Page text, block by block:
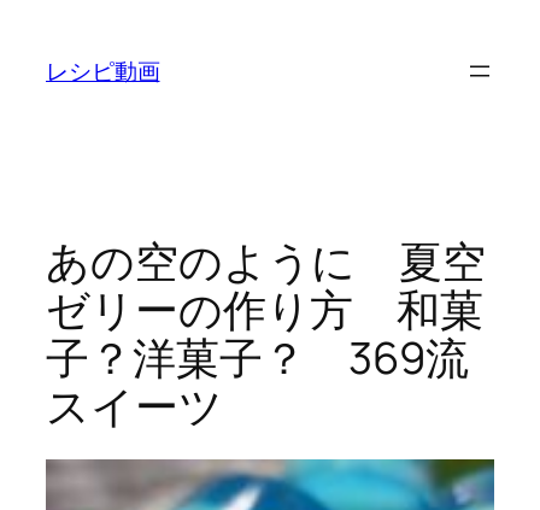
レシピ動画
あの空のように 夏空
ゼリーの作り方 和菓
子？洋菓子？ 369流
スイーツ